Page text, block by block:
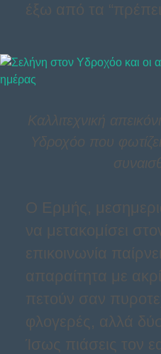
έξω από τα
Καλλιτεχνική
Υδροχόο που
Ο Ερμής,
να μετακομίσει
επικοινωνία
απαραίτητα με
πετούν σαν
φλογερές, αλλά
Ίσως πιάσεις τον